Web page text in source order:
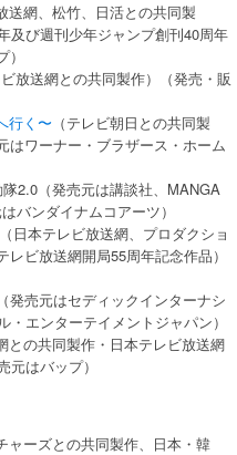
送網、松竹、日活との共同製
及び週刊少年ジャンプ創刊40周年
ビ放送網との共同製作）（発売・販
行く〜 （テレビ朝日との共同製
はワーナー・ブラザース・ホーム
2.0（発売元は講談社、MANGA
バンダイナムコアーツ）
（日本テレビ放送網、プロダクショ
ビ放送網開局55周年記念作品）
発売元はセディックインターナシ
エンターテイメントジャパン）
との共同製作・日本テレビ放送網
はバップ）
ャーズとの共同製作、日本・韓